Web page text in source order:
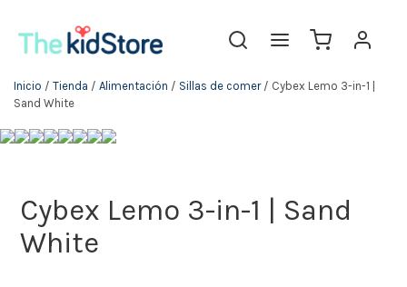
Inicio / Tienda / Alimentación / Sillas de comer/ Cybex Lemo 3-in-1 |
Sand White
Cybex Lemo 3-in-1 | Sand
White